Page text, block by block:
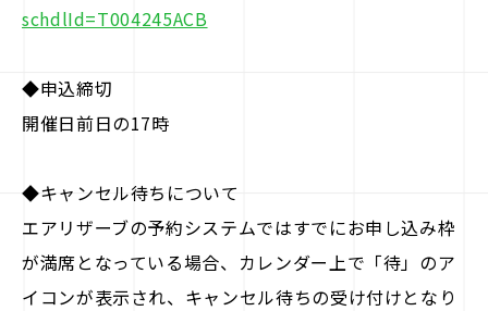
schdlId=T004245ACB
◆申込締切
開催日前日の17時
◆キャンセル待ちについて
エアリザーブの予約システムではすでにお申し込み枠
が満席となっている場合、カレンダー上で「待」のア
イコンが表示され、キャンセル待ちの受け付けとなり